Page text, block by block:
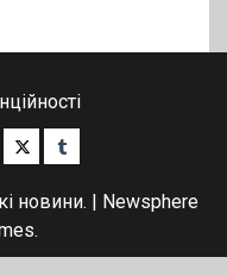
TwitterTumblr
новини.
Newsphere